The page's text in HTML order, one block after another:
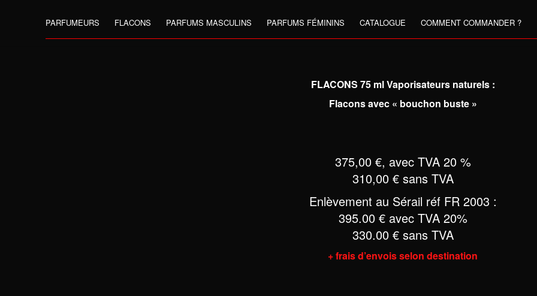
PARFUMEURS FLACONS PARFUMS MASCULINS PARFUMS FÉMININS CATALOGUE COMMENT COMMANDER ?
FLACONS 75 ml Vaporisateurs naturels :
Flacons avec « bouchon buste »
375,00 €, avec TVA 20 %
310,00 € sans TVA
Enlèvement au Sérail réf FR 2003 :
395.00 € avec TVA 20%
330.00 € sans TVA
+ frais d’envois selon destination